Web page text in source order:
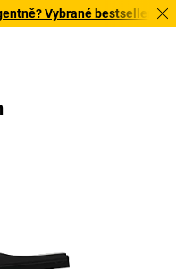
Vybrané bestsellery